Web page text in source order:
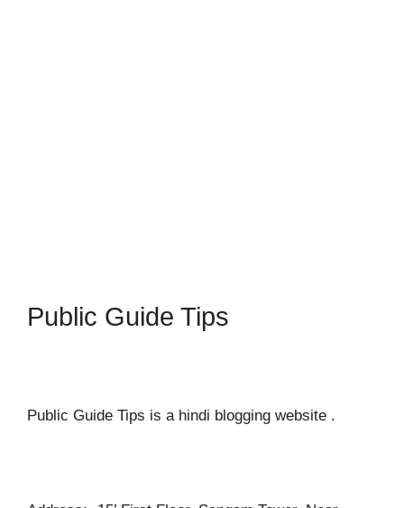
Public Guide Tips
Public Guide Tips is a hindi blogging website .